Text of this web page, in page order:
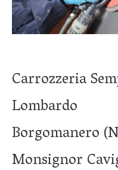
Carrozzeria
Lombardo
Borgomanero
Monsignor